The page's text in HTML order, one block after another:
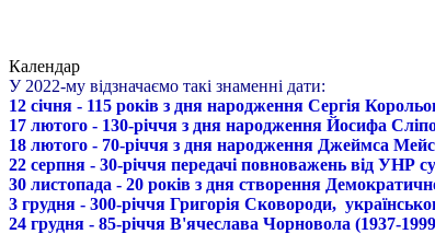
Календар
У 2022-му відзначаємо такі знаменні дати:
12 січня - 115 років з дня народження Сергія
17 лютого - 130-річчя з дня народження Йосифа
18 лютого - 70-річчя з дня народження Джеймса
22 серпня - 30-річчя передачі повноважень від УНР
30 листопада - 20 років з дня створення
3 грудня - 300-річчя Григорія Сковороди,
24 грудня - 85-річчя В'ячеслава Чорновола (1937-